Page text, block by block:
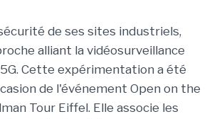
de ses sites industriels,
alliant la vidéosurveillance
Cette expérimentation a été
de l'événement Open on the
Tour Eiffel. Elle associe les